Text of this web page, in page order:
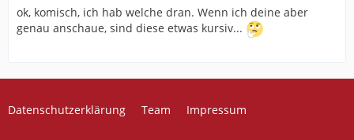
ok, komisch, ich hab welche dran. Wenn ich deine aber
genau anschaue, sind diese etwas kursiv...
Datenschutzerklärung Team Impressum